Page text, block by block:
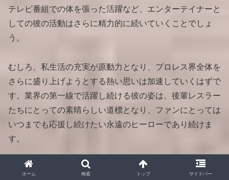
テレビ番組での体を張った活躍など、エンターテイナーと
しての彼の活動はさらに精力的に続いていくことでしょ
う。
むしろ、私生活の充実が原動力となり、プロレス界全体を
さらに盛り上げようとする熱い思いは加速していくはずで
す。業界の第一線で活躍し続ける彼の姿は、後輩レスラー
たちにとっての素晴らしい道標となり、ファンにとっては
いつまでも応援し続けたい永遠のヒーローであり続けま
す。
結婚という素晴らしい人生の節目をファンと共に分かち合
ホーム 検索 トップ サイドバー